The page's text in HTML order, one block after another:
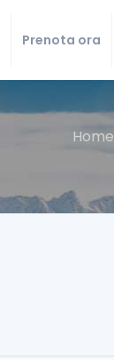
Prenota ora
Home